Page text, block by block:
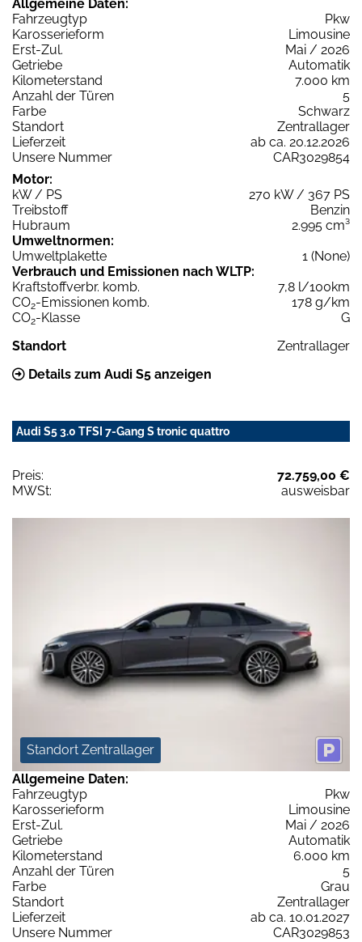
Allgemeine Daten:
Fahrzeugtyp
Pkw
Karosserieform
Limousine
Erst-Zul.
Mai / 2026
Getriebe
Automatik
Kilometerstand
7.000 km
Anzahl der Türen
5
Farbe
Schwarz
Standort
Zentrallager
Lieferzeit
ab ca. 20.12.2026
Unsere Nummer
CAR3029854
Motor:
kW / PS
270 kW / 367 PS
Treibstoff
Benzin
Hubraum
2.995 cm³
Umweltnormen:
Umweltplakette
1 (None)
Verbrauch und Emissionen nach WLTP:
Kraftstoffverbr. komb.
7,8 l/100km
CO2-Emissionen komb.
178 g/km
CO2-Klasse
G
Standort
Zentrallager
Details zum Audi S5 anzeigen
Audi S5 3.0 TFSI 7-Gang S tronic quattro
Preis:
72.759,00 €
MWSt:
ausweisbar
Standort Zentrallager
Allgemeine Daten:
Fahrzeugtyp
Pkw
Karosserieform
Limousine
Erst-Zul.
Mai / 2026
Getriebe
Automatik
Kilometerstand
6.000 km
Anzahl der Türen
5
Farbe
Grau
Standort
Zentrallager
Lieferzeit
ab ca. 10.01.2027
Unsere Nummer
CAR3029853